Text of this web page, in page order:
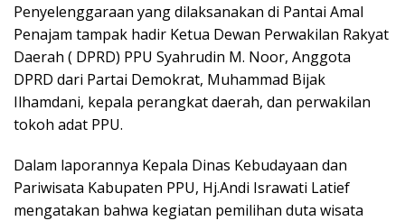
Penyelenggaraan yang dilaksanakan di Pantai Amal
Penajam tampak hadir Ketua Dewan Perwakilan Rakyat
Daerah ( DPRD) PPU Syahrudin M. Noor, Anggota
DPRD dari Partai Demokrat, Muhammad Bijak
Ilhamdani, kepala perangkat daerah, dan perwakilan
tokoh adat PPU.
Dalam laporannya Kepala Dinas Kebudayaan dan
Pariwisata Kabupaten PPU, Hj.Andi Israwati Latief
mengatakan bahwa kegiatan pemilihan duta wisata